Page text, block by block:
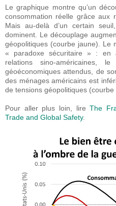
Le graphique montre qu’un
consommation réelle grâce aux
Mais au-delà d’un certain
dominent. Le découplage
géopolitiques (courbe jaune). Le
« paradoxe sécuritaire » : en
relations sino-américaines,
géoéconomiques attendus, de
des ménages américains est
de tensions géopolitiques
Pour aller plus loin, lireThe
Trade and Global Safety.